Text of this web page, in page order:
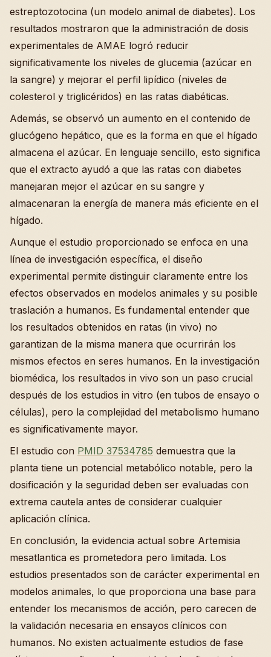
estreptozotocina (un modelo animal de diabetes). Los
resultados mostraron que la administración de dosis
experimentales de AMAE logró reducir
significativamente los niveles de glucemia (azúcar en
la sangre) y mejorar el perfil lipídico (niveles de
colesterol y triglicéridos) en las ratas diabéticas.
Además, se observó un aumento en el contenido de
glucógeno hepático, que es la forma en que el hígado
almacena el azúcar. En lenguaje sencillo, esto significa
que el extracto ayudó a que las ratas con diabetes
manejaran mejor el azúcar en su sangre y
almacenaran la energía de manera más eficiente en el
hígado.
Aunque el estudio proporcionado se enfoca en una
línea de investigación específica, el diseño
experimental permite distinguir claramente entre los
efectos observados en modelos animales y su posible
traslación a humanos. Es fundamental entender que
los resultados obtenidos en ratas (in vivo) no
garantizan de la misma manera que ocurrirán los
mismos efectos en seres humanos. En la investigación
biomédica, los resultados in vivo son un paso crucial
después de los estudios in vitro (en tubos de ensayo o
células), pero la complejidad del metabolismo humano
es significativamente mayor.
El estudio con PMID 37534785 demuestra que la
planta tiene un potencial metabólico notable, pero la
dosificación y la seguridad deben ser evaluadas con
extrema cautela antes de considerar cualquier
aplicación clínica.
En conclusión, la evidencia actual sobre Artemisia
mesatlantica es prometedora pero limitada. Los
estudios presentados son de carácter experimental en
modelos animales, lo que proporciona una base para
entender los mecanismos de acción, pero carecen de
la validación necesaria en ensayos clínicos con
humanos. No existen actualmente estudios de fase